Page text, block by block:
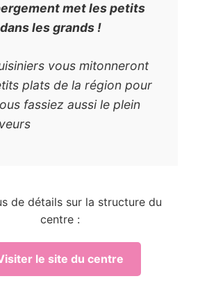
met les petits
les grands !
vous mitonneront
plats de la région pour
fassiez aussi le plein
de détails sur la structure du
centre :
le site du centre